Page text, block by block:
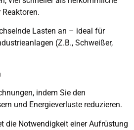
Lasten an – ideal für
(Z.B., Schweißer,
indem Sie den
und Energieverluste reduzieren.
die Notwendigkeit einer Aufrüstung